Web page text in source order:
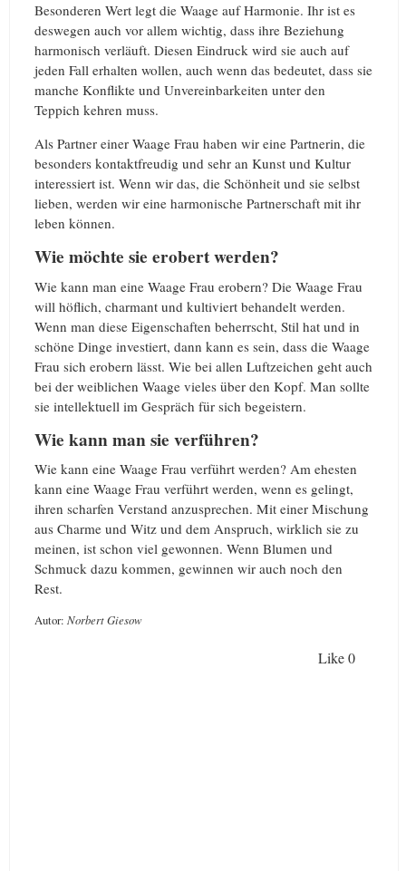
Besonderen Wert legt die Waage auf Harmonie. Ihr ist es
deswegen auch vor allem wichtig, dass ihre Beziehung
harmonisch verläuft. Diesen Eindruck wird sie auch auf
jeden Fall erhalten wollen, auch wenn das bedeutet, dass sie
manche Konflikte und Unvereinbarkeiten unter den
Teppich kehren muss.
Als Partner einer Waage Frau haben wir eine Partnerin, die
besonders kontaktfreudig und sehr an Kunst und Kultur
interessiert ist. Wenn wir das, die Schönheit und sie selbst
lieben, werden wir eine harmonische Partnerschaft mit ihr
leben können.
Wie möchte sie erobert werden?
Wie kann man eine Waage Frau erobern? Die Waage Frau
will höflich, charmant und kultiviert behandelt werden.
Wenn man diese Eigenschaften beherrscht, Stil hat und in
schöne Dinge investiert, dann kann es sein, dass die Waage
Frau sich erobern lässt. Wie bei allen Luftzeichen geht auch
bei der weiblichen Waage vieles über den Kopf. Man sollte
sie intellektuell im Gespräch für sich begeistern.
Wie kann man sie verführen?
Wie kann eine Waage Frau verführt werden? Am ehesten
kann eine Waage Frau verführt werden, wenn es gelingt,
ihren scharfen Verstand anzusprechen. Mit einer Mischung
aus Charme und Witz und dem Anspruch, wirklich sie zu
meinen, ist schon viel gewonnen. Wenn Blumen und
Schmuck dazu kommen, gewinnen wir auch noch den
Rest.
Autor: Norbert Giesow
Like0